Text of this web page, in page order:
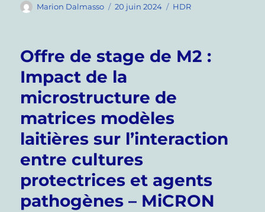
Auteur
Marion Dalmasso
Publié
20 juin 2024 Catégories
HDR
Offre de stage de M2 :
Impact de la
microstructure de
matrices modèles
laitières sur l’interaction
entre cultures
protectrices et agents
pathogènes – MiCRON